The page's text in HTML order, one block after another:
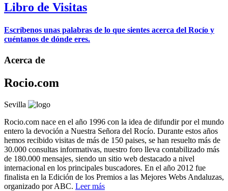
Libro de Visitas
Escríbenos unas palabras de lo que sientes acerca del Rocío y
cuéntanos de dónde eres.
Acerca de
Rocio.com
Sevilla
Rocio.com nace en el año 1996 con la idea de difundir por el mundo
entero la devoción a Nuestra Señora del Rocío. Durante estos años
hemos recibido visitas de más de 150 paises, se han resuelto más de
30.000 consultas informativas, nuestro foro lleva contabilizado más
de 180.000 mensajes, siendo un sitio web destacado a nivel
internacional en los principales buscadores. En el año 2012 fue
finalista en la Edición de los Premios a las Mejores Webs Andaluzas,
organizado por ABC. Leer más